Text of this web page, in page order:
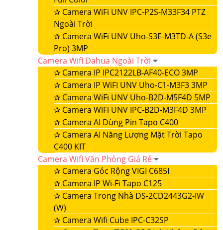
✰ Camera WiFi UNV IPC-P2S-M33F34 PTZ
Ngoài Trời
✰ Camera WiFi UNV Uho-S3E-M3TD-A (S3e
Pro) 3MP
Camera Wifi Dahua Ngoài Trời
✰ Camera IP IPC2122LB-AF40-ECO 3MP
✰ Camera IP WiFI UNV Uho-C1-M3F3 3MP
✰ Camera WiFi UNV Uho-B2D-M5F4D 5MP
✰ Camera WiFi UNV IPC-B2D-M3F4D 3MP
✰ Camera AI Dùng Pin Tapo C400
✰ Camera AI Năng Lượng Mặt Trời Tapo
C400 KIT
Camera Wifi Văn Phòng Giá Rẻ
✰ Camera Góc Rộng VIGI C685I
✰ Camera IP Wi-Fi Tapo C125
✰ Camera Trong Nhà DS-2CD2443G2-IW
(W)
✰ Camera Wifi Cube IPC-C32SP